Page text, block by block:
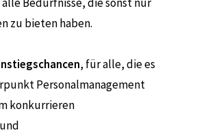
zu bieten haben.
, für alle, die es
Personalmanagement
konkurrieren